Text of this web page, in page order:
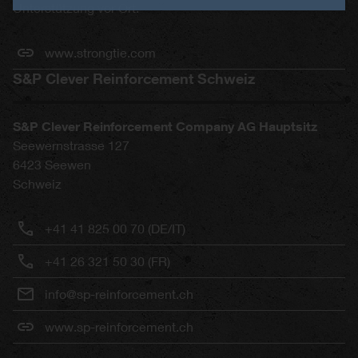
Unterstützung vor Ort.
www.strongtie.com
S&P Clever Reinforcement Schweiz
S&P Clever Reinforcement Company AG Hauptsitz
Seewernstrasse 127
6423 Seewen
Schweiz
+41 41 825 00 70 (DE/IT)
+41 26 321 50 30 (FR)
info@sp-reinforcement.ch
www.sp-reinforcement.ch